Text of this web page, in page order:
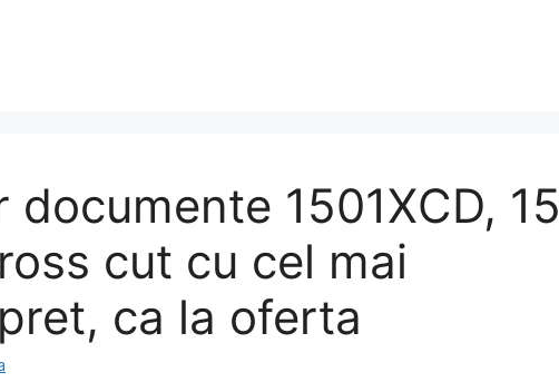
1501XCD, 15
cut cu cel mai
ca la oferta